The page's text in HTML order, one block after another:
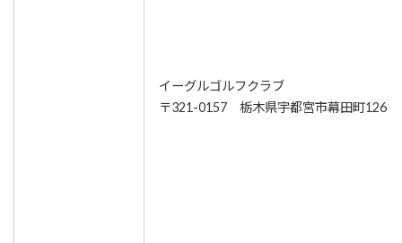
イーグルゴルフクラブ
〒321-0157 栃木県宇都宮市幕田町1261-